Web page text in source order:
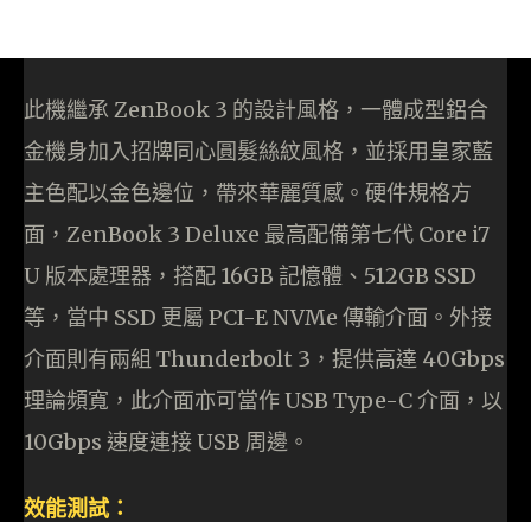
此機繼承 ZenBook 3 的設計風格，一體成型鋁合
金機身加入招牌同心圓髮絲紋風格，並採用皇家藍
主色配以金色邊位，帶來華麗質感。硬件規格方
面，ZenBook 3 Deluxe 最高配備第七代 Core i7
U 版本處理器，搭配 16GB 記憶體、512GB SSD
等，當中 SSD 更屬 PCI-E NVMe 傳輸介面。外接
介面則有兩組 Thunderbolt 3，提供高達 40Gbps
理論頻寬，此介面亦可當作 USB Type-C 介面，以
10Gbps 速度連接 USB 周邊。
效能測試：